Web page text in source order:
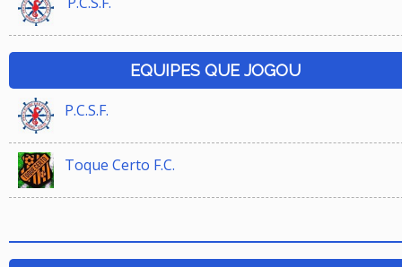
EQUIPES QUE JOGOU
P.C.S.F.
Toque Certo F.C.